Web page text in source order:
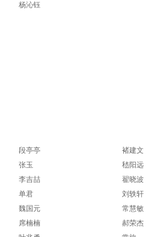
杨沁钰
段亭亭 褚建文
张玉 嵇阳远
李吉喆 翟晓波
单君 刘轶轩
魏国元 常慧敏
席楠楠 郝荣杰